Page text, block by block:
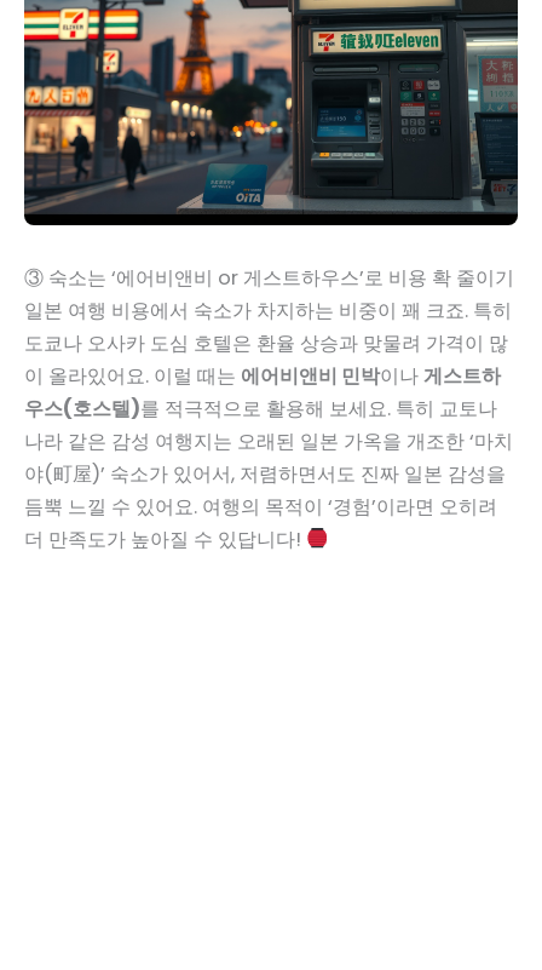
③ 숙소는 ‘에어비앤비 or 게스트하우스’로 비용 확 줄이기
일본 여행 비용에서 숙소가 차지하는 비중이 꽤 크죠. 특히
도쿄나 오사카 도심 호텔은 환율 상승과 맞물려 가격이 많
이 올라있어요. 이럴 때는 에어비앤비 민박이나게스트하
우스(호스텔)를 적극적으로 활용해 보세요. 특히 교토나
나라 같은 감성 여행지는 오래된 일본 가옥을 개조한 ‘마치
야(町屋)’ 숙소가 있어서, 저렴하면서도 진짜 일본 감성을
듬뿍 느낄 수 있어요. 여행의 목적이 ‘경험’이라면 오히려
더 만족도가 높아질 수 있답니다!